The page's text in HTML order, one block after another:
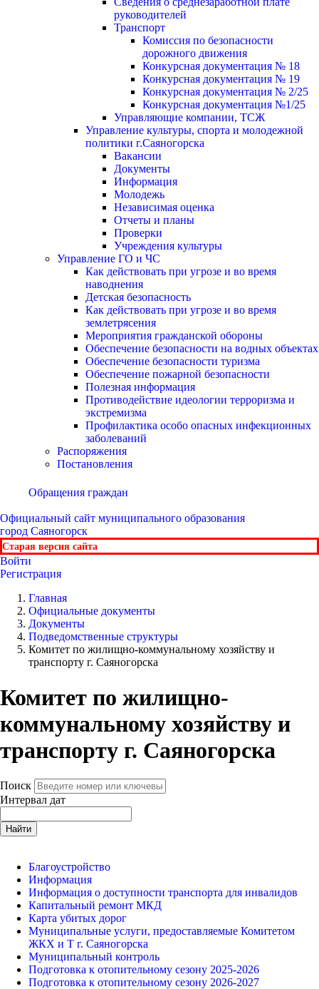
руководителей
Транспорт
Комиссия по безопасности
дорожного движения
Конкурсная документация № 18
Конкурсная документация № 19
Конкурсная документация № 2/25
Конкурсная документация №1/25
Управляющие компании, ТСЖ
Управление культуры, спорта и молодежной
политики г.Саяногорска
Вакансии
Документы
Информация
Молодежь
Независимая оценка
Отчеты и планы
Проверки
Учреждения культуры
Управление ГО и ЧС
Как действовать при угрозе и во время
наводнения
Детская безопасность
Как действовать при угрозе и во время
землетрясения
Мероприятия гражданской обороны
Обеспечение безопасности на водных объектах
Обеспечение безопасности туризма
Обеспечение пожарной безопасности
Полезная информация
Противодействие идеологии терроризма и
экстремизма
Профилактика особо опасных инфекционных
заболеваний
Распоряжения
Постановления
Обращения граждан
Официальный сайт муниципального образования
город Саяногорск
Старая версия сайта
Войти
Регистрация
Главная
Официальные документы
Документы
Подведомственные структуры
Комитет по жилищно-коммунальному хозяйству и
транспорту г. Саяногорска
Комитет по жилищно-
коммунальному хозяйству и
транспорту г. Саяногорска
Поиск
Интервал дат
Найти
Благоустройство
Информация
Информация о доступности транспорта для инвалидов
Капитальный ремонт МКД
Карта убитых дорог
Муниципальные услуги, предоставляемые Комитетом
ЖКХ и Т г. Саяногорска
Муниципальный контроль
Подготовка к отопительному сезону 2025-2026
Подготовка к отопительному сезону 2026-2027